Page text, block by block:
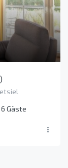
6 Gäste